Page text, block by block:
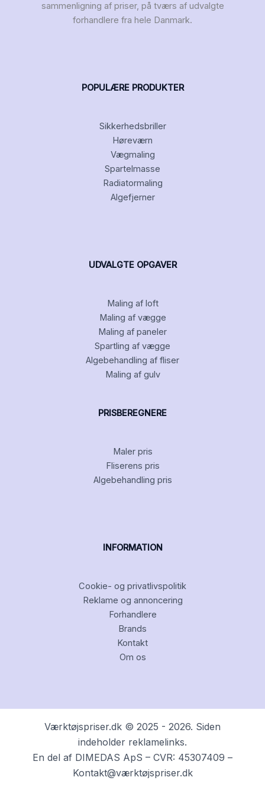
sammenligning af priser, på tværs af udvalgte
forhandlere fra hele Danmark.
POPULÆRE PRODUKTER
Sikkerhedsbriller
Høreværn
Vægmaling
Spartelmasse
Radiatormaling
Algefjerner
UDVALGTE OPGAVER
Maling af loft
Maling af vægge
Maling af paneler
Spartling af vægge
Algebehandling af fliser
Maling af gulv
PRISBEREGNERE
Maler pris
Fliserens pris
Algebehandling pris
INFORMATION
Cookie- og privatlivspolitik
Reklame og annoncering
Forhandlere
Brands
Kontakt
Om os
Værktøjspriser.dk © 2025 - 2026. Siden
indeholder reklamelinks.
En del af DIMEDAS ApS – CVR: 45307409 –
Kontakt@værktøjspriser.dk